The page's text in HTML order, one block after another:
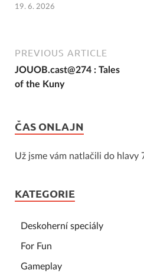
19. 6. 2026
PREVIOUS ARTICLE
JOUOB.cast@274 : Tales
of the Kuny
ČAS ONLAJN
Už jsme vám natlačili do hlavy
KATEGORIE
Deskoherní speciály
For Fun
Gameplay